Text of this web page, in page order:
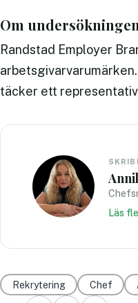
Om undersökningen
Randstad Employer
täcker ett
Läs
Rekrytering Chef